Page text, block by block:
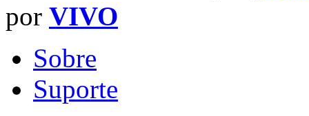
por VIVO
Sobre
Suporte